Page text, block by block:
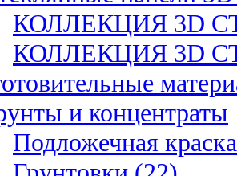
КОЛЛЕКЦИЯ 3D
КОЛЛЕКЦИЯ 3D
и концентраты
Подложечная